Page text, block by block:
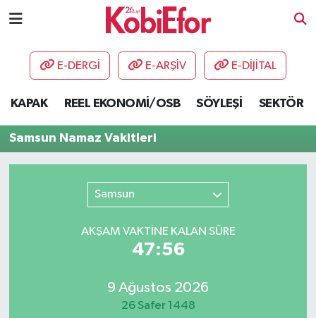
E-DERGİ E-ARŞİV E-DİJİTAL
KAPAK REEL EKONOMİ/OSB SÖYLEŞİ SEKTÖR
Samsun Namaz Vakitleri
Samsun
AKŞAM VAKTİNE KALAN SÜRE
47:56
9 Ağustos 2026
26 Safer 1448
AKADEMİ
DESTEK-TEŞVİK
HABERLER